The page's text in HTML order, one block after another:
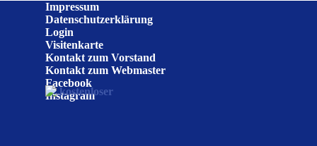
Impressum
Datenschutzerklärung
Login
Visitenkarte
Kontakt zum Vorstand
Kontakt zum Webmaster
Facebook
Instagram